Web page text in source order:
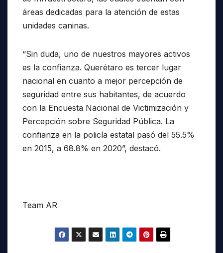
áreas dedicadas para la atención de estas
unidades caninas.
“Sin duda, uno de nuestros mayores activos
es la confianza. Querétaro es tercer lugar
nacional en cuanto a mejor percepción de
seguridad entre sus habitantes, de acuerdo
con la Encuesta Nacional de Victimización y
Percepción sobre Seguridad Pública. La
confianza en la policía estatal pasó del 55.5%
en 2015, a 68.8% en 2020”, destacó.
Team AR